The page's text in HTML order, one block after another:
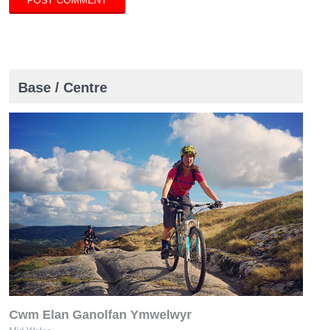
Base / Centre
Cwm Elan Ganolfan Ymwelwyr